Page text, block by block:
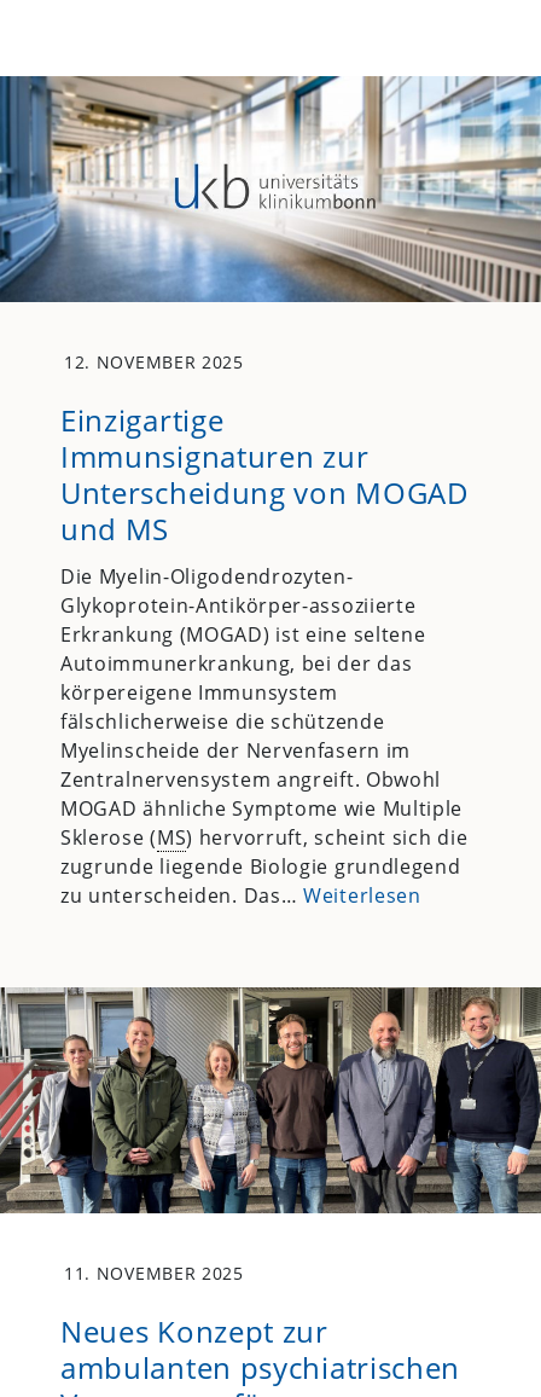
12. NOVEMBER 2025
Einzigartige
Immunsignaturen zur
Unterscheidung von MOGAD
und MS
Die Myelin-Oligodendrozyten-
Glykoprotein-Antikörper-assoziierte
Erkrankung (MOGAD) ist eine seltene
Autoimmunerkrankung, bei der das
körpereigene Immunsystem
fälschlicherweise die schützende
Myelinscheide der Nervenfasern im
Zentralnervensystem angreift. Obwohl
MOGAD ähnliche Symptome wie Multiple
Sklerose (MS) hervorruft, scheint sich die
zugrunde liegende Biologie grundlegend
zu unterscheiden. Das…Weiterlesen
11. NOVEMBER 2025
Neues Konzept zur
ambulanten psychiatrischen